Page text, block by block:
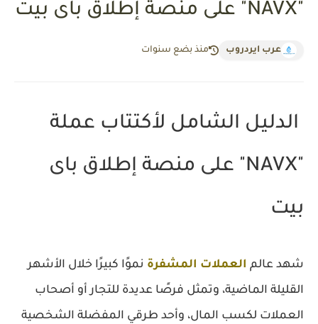
"NAVX" على منصة إطلاق باى بيت
عرب ايردروب منذ بضع سنوات
الدليل الشامل لأكتتاب عملة
"NAVX" على منصة إطلاق باى
بيت
شهد عالم العملات المشفرة نموًا كبيرًا خلال الأشهر
القليلة الماضية، وتمثل فرصًا عديدة للتجار أو أصحاب
العملات لكسب المال، وأحد طرقي المفضلة الشخصية